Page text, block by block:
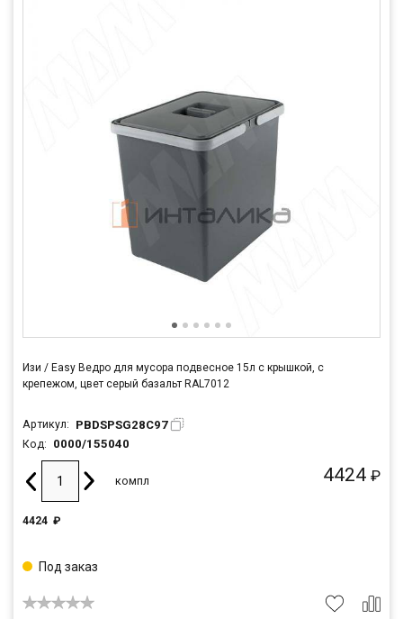
Изи / Easy Ведро для мусора подвесное 15л с крышкой, с
крепежом, цвет серый базальт RAL7012
Артикул: PBDSPSG28C97
Код: 0000/155040
4424 ₽
компл
4424 ₽
Под заказ